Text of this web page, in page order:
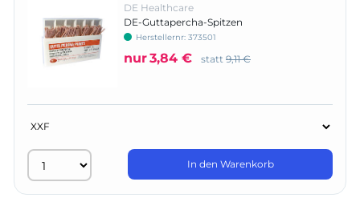
DE Healthcare
DE-Guttapercha-Spitzen
Herstellernr: 373501
nur3,84 € statt 9,11 €
In den Warenkorb